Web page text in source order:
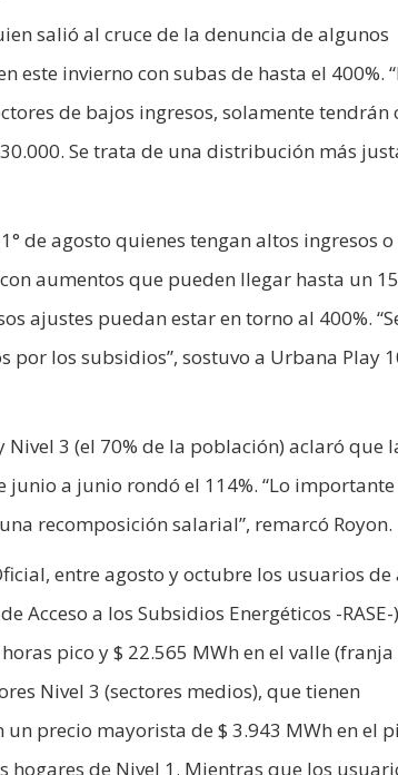
salió al cruce de la denuncia de algunos
invierno con subas de hasta el 400%.
de bajos ingresos, solamente tendrán
Se trata de una distribución más
de agosto quienes tengan altos ingresos o
aumentos que pueden llegar hasta un
ajustes puedan estar en torno al 400%.
por los subsidios”, sostuvo a Urbana Play
Nivel 3 (el 70% de la población) aclaró que
a junio rondó el 114%. “Lo importante
recomposición salarial”, remarcó Royon.
entre agosto y octubre los usuarios de
Acceso a los Subsidios Energéticos -RASE-)
pico y $ 22.565 MWh en el valle (franja
Nivel 3 (sectores medios), que tienen
precio mayorista de $ 3.943 MWh en el
hogares de Nivel 1. Mientras que los